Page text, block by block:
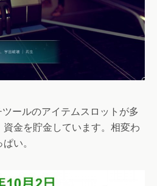
ツールのアイテムスロットが多
金を貯金しています。相変わ
い。